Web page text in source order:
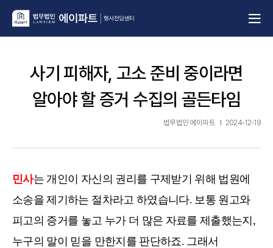
사기 피해자, 고소 준비 중이라면
알아야 할 증거 수집의 골든타임
법무법인 에이파트 2024-12-19
민사는 개인이 자신의 권리를 구제받기 위해 법원에
소송을 제기하는 절차라고 하였습니다. 보통 원고와
피고의 증거를 놓고 누가 더 많은 자료를 제출했는지,
누구의 말이 믿을 만한지를 판단하죠. 그래서